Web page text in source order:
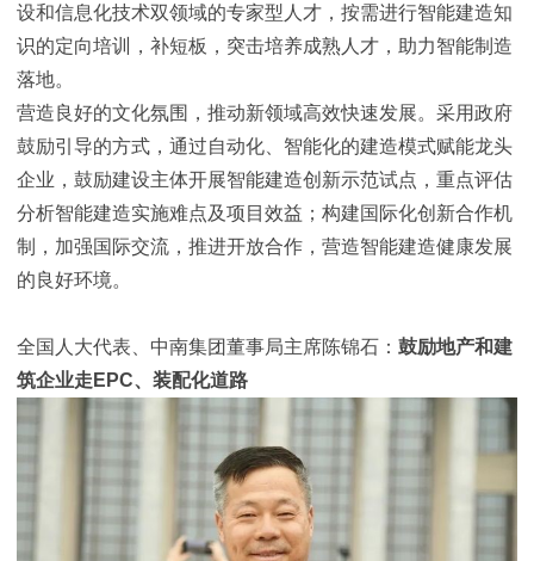
设和信息化技术双领域的专家型人才，按需进行智能建造知
识的定向培训，补短板，突击培养成熟人才，助力智能制造
落地。
营造良好的文化氛围，推动新领域高效快速发展。采用政府
鼓励引导的方式，通过自动化、智能化的建造模式赋能龙头
企业，鼓励建设主体开展智能建造创新示范试点，重点评估
分析智能建造实施难点及项目效益；构建国际化创新合作机
制，加强国际交流，推进开放合作，营造智能建造健康发展
的良好环境。
全国人大代表、中南集团董事局主席陈锦石：鼓励地产和建
筑企业走 EPC、装配化道路